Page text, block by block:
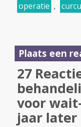
operatie ,
Plaats een
27
voor
jaar later